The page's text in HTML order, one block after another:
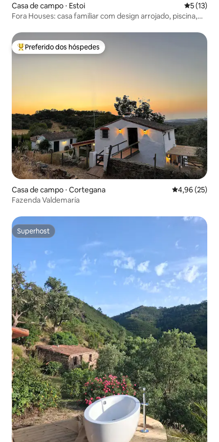
Casa de campo ⋅ Estoi 5 de uma
5 (13)
Fora Houses: casa familiar com design arrojado, piscina,
Entre os melhores preferidos dos hóspedes
Preferido dos hóspedes
Casa de campo ⋅ Cortegana 4,96 de uma
4,96 (25)
Fazenda Valdemaría
Superhost
Superhost